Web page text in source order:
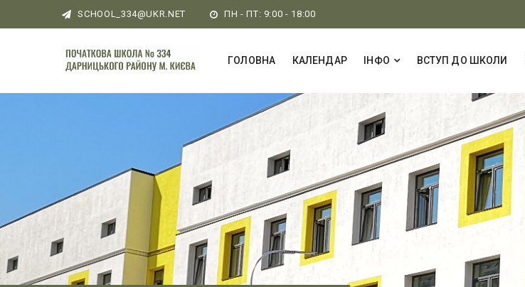
SCHOOL_334@UKR.NET ПН - ПТ: 9:00 - 18:00
ГОЛОВНА КАЛЕНДАР ІНФО ВСТУП ДО ШКОЛИ